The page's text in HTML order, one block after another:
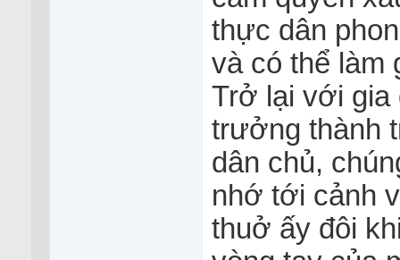
thực dân
và có thể làm
Trở lại với gia
trưởng thành
dân chủ,
nhớ tới cảnh
thuở ấy đôi